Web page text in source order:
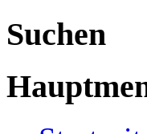
Suchen